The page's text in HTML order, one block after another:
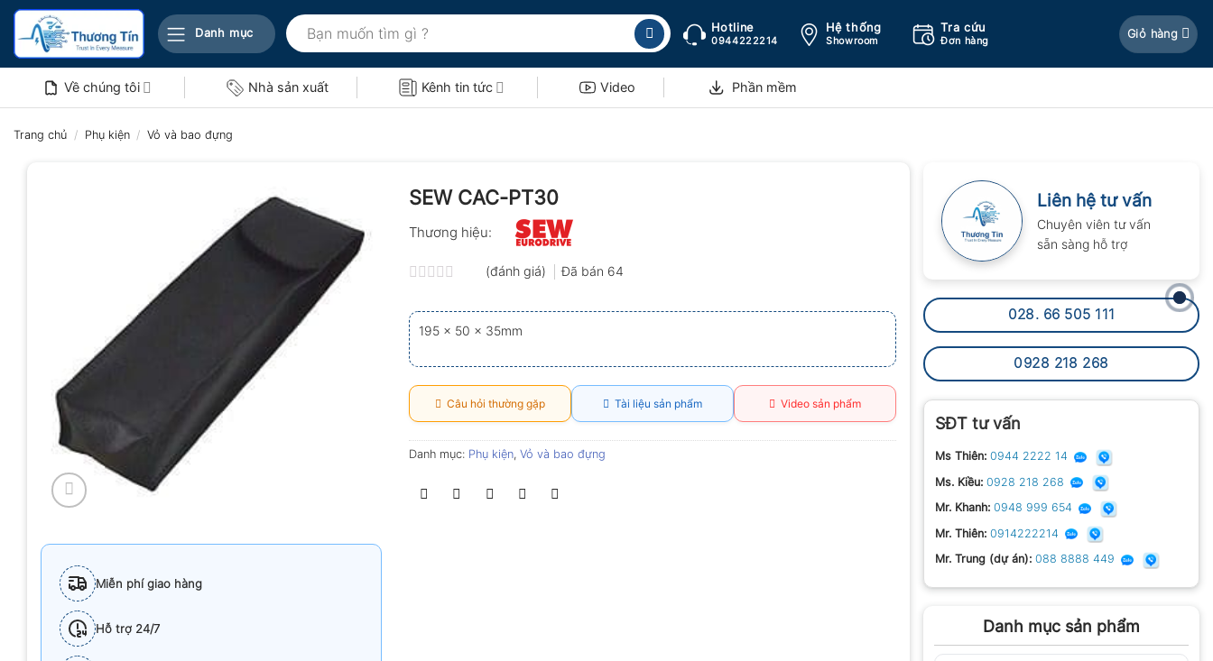
Bỏ
nội
Danh mục
Tìm
kiếm:
Hotline
0944222214
Hệ thống
Showroom
Tra cứu
Đơn hàng
Giỏ hàng
Về chúng tôi Nhà sản xuất Kênh tin tức Video Phần mềm
Trang chủ / Phụ kiện / Vỏ và bao đựng
Liên hệ tư vấn
Chuyên viên tư vấn
sẵn sàng hỗ trợ
028. 66 505 111
0928 218 268
SĐT tư vấn
Ms Thiên: 0944 2222 14
Ms. Kiều: 0928 218 268
Mr. Khanh: 0948 999 654
Mr. Thiên: 0914222214
Mr. Trung (dự án): 088 8888 449
Danh mục sản phẩm
Miễn phí giao hàng
Hỗ trợ 24/7
SEW CAC-PT30
Thương hiệu:
xếp
hạng
0.0
5
sao
(đánh giá) Đã bán 64
195 x 50 x 35mm
Câu hỏi thường gặp Tài liệu sản phẩm Video sản phẩm
Danh mục: Phụ kiện, Vỏ và bao đựng